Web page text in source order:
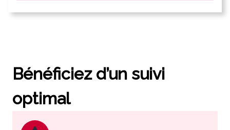
Bénéficiez d’un suivi
optimal